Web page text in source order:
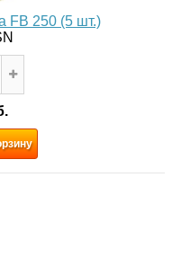
FB 250 (5 шт.)